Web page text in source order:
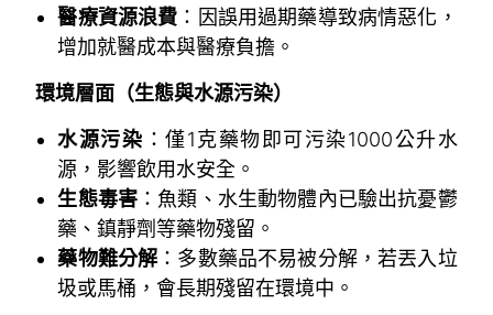
醫療資源浪費 ：因誤用過期藥導致病情惡化，
增加就醫成本與醫療負擔。
環境層面（生態與水源污染）
水源污染 ：僅1克藥物即可污染1000公升水
源，影響飲用水安全。
生態毒害 ：魚類、水生動物體內已驗出抗憂鬱
藥、鎮靜劑等藥物殘留。
藥物難分解 ：多數藥品不易被分解，若丟入垃
圾或馬桶，會長期殘留在環境中。